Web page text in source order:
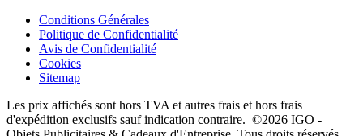
Conditions Générales
Politique de Confidentialité
Avis de Confidentialité
Cookies
Sitemap
Les prix affichés sont hors TVA et autres frais et hors frais
d'expédition exclusifs sauf indication contraire. ©2026 IGO -